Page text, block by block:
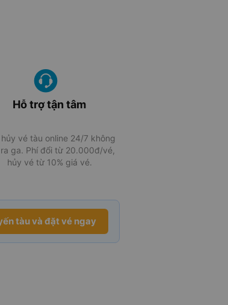
Hỗ trợ tận tâm
vé tàu online 24/7 không
ga. Phí đổi từ 20.000đ/vé,
hủy vé từ 10% giá vé.
tàu và đặt vé ngay